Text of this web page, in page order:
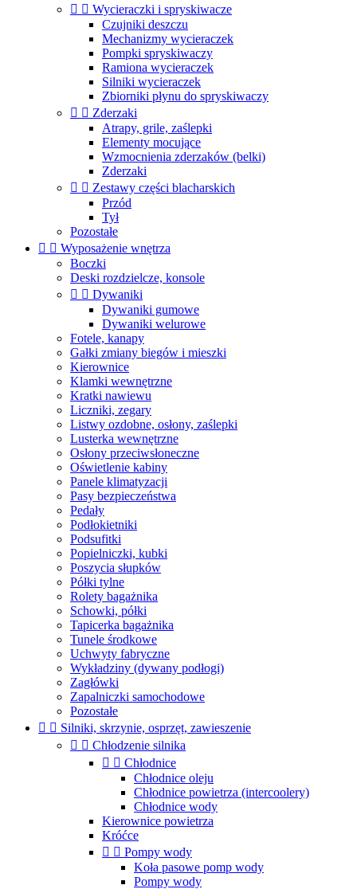
  Wycieraczki i spryskiwacze
Czujniki deszczu
Mechanizmy wycieraczek
Pompki spryskiwaczy
Ramiona wycieraczek
Silniki wycieraczek
Zbiorniki płynu do spryskiwaczy
  Zderzaki
Atrapy, grile, zaślepki
Elementy mocujące
Wzmocnienia zderzaków (belki)
Zderzaki
  Zestawy części blacharskich
Przód
Tył
Pozostałe
  Wyposażenie wnętrza
Boczki
Deski rozdzielcze, konsole
  Dywaniki
Dywaniki gumowe
Dywaniki welurowe
Fotele, kanapy
Gałki zmiany biegów i mieszki
Kierownice
Klamki wewnętrzne
Kratki nawiewu
Liczniki, zegary
Listwy ozdobne, osłony, zaślepki
Lusterka wewnętrzne
Osłony przeciwsłoneczne
Oświetlenie kabiny
Panele klimatyzacji
Pasy bezpieczeństwa
Pedały
Podłokietniki
Podsufitki
Popielniczki, kubki
Poszycia słupków
Półki tylne
Rolety bagażnika
Schowki, półki
Tapicerka bagażnika
Tunele środkowe
Uchwyty fabryczne
Wykładziny (dywany podłogi)
Zagłówki
Zapalniczki samochodowe
Pozostałe
  Silniki, skrzynie, osprzęt, zawieszenie
  Chłodzenie silnika
  Chłodnice
Chłodnice oleju
Chłodnice powietrza (intercoolery)
Chłodnice wody
Kierownice powietrza
Króćce
  Pompy wody
Koła pasowe pomp wody
Pompy wody